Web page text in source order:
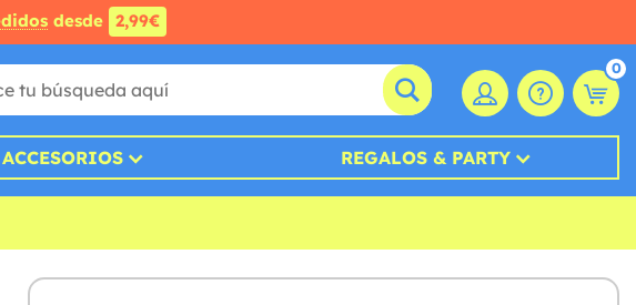
desde 2,99€
0
ACCESORIOS REGALOS & PARTY